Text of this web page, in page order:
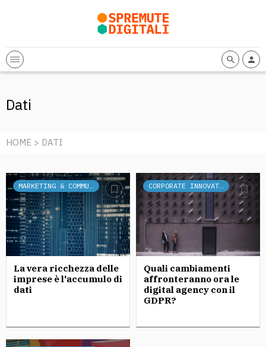
Dati
HOME > DATI
MARKETING & COMMUNICATION
La vera ricchezza delle
imprese è l'accumulo di
dati
CORPORATE INNOVATION
Quali cambiamenti
affronteranno ora le
digital agency con il
GDPR?